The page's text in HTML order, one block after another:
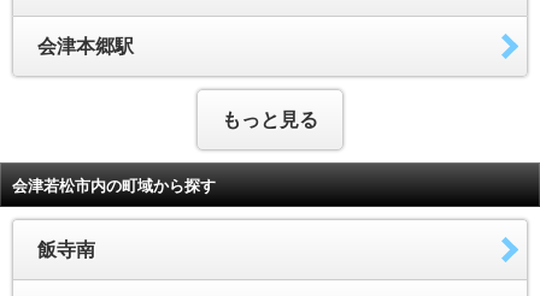
会津本郷駅
もっと見る
会津若松市内の町域から探す
飯寺南